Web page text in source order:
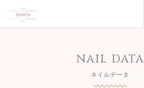
NAIL DATA
ネイルデータ